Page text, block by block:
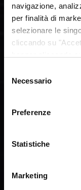
navigazione,
per finalità di
selezionare le
cliccando su
fruizione del sito.
ogni momento
a fine pagina. Per
prendere visione
delNecessario
Preferenze
Statistiche
Marketing